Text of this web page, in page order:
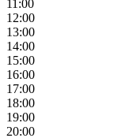
11:00
12:00
13:00
14:00
15:00
16:00
17:00
18:00
19:00
20:00